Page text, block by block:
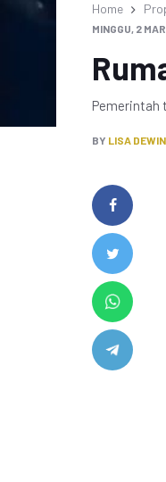
Home
MINGGU, 2
Pemerintah
BY LISA